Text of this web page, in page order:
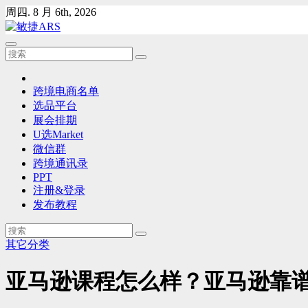
Skip
to
content
周四. 8 月 6th, 2026
跨境电商名单
选品平台
展会排期
U选Market
微信群
跨境通讯录
PPT
注册&登录
发布教程
其它分类
亚马逊课程怎么样？亚马逊靠